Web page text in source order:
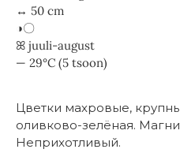
↔ 50 cm
◑〇
ꕤ juuli-august
— 29°C (5 tsoon)
Цветки махровые,
оливково-зелёная.
Неприхотливый.